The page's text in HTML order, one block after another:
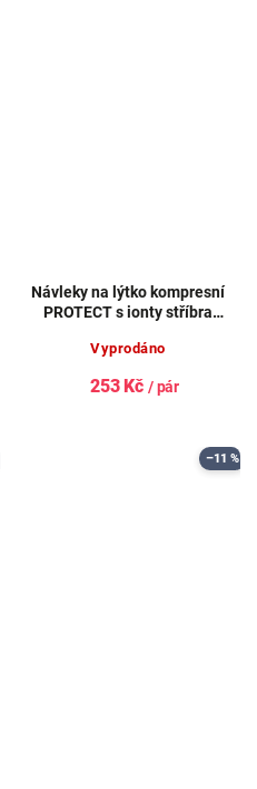
Návleky na lýtko kompresní
PROTECT s ionty stříbra
Vyprodáno
253 Kč / pár
–11 %